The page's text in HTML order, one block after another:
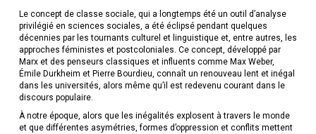
Le concept de classe sociale, qui a longtemps été un outil d’analyse
privilégié en sciences sociales, a été éclipsé pendant quelques
décennies par les tournants culturel et linguistique et, entre autres, les
approches féministes et postcoloniales. Ce concept, développé par
Marx et des penseurs classiques et influents comme Max Weber,
Émile Durkheim et Pierre Bourdieu, connaît un renouveau lent et inégal
dans les universités, alors même qu’il est redevenu courant dans le
discours populaire.
À notre époque, alors que les inégalités explosent à travers le monde
et que différentes asymétries, formes d’oppression et conflits mettent